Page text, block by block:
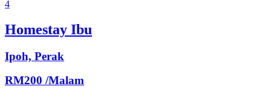
4
Homestay Ibu
Ipoh, Perak
RM200 /Malam